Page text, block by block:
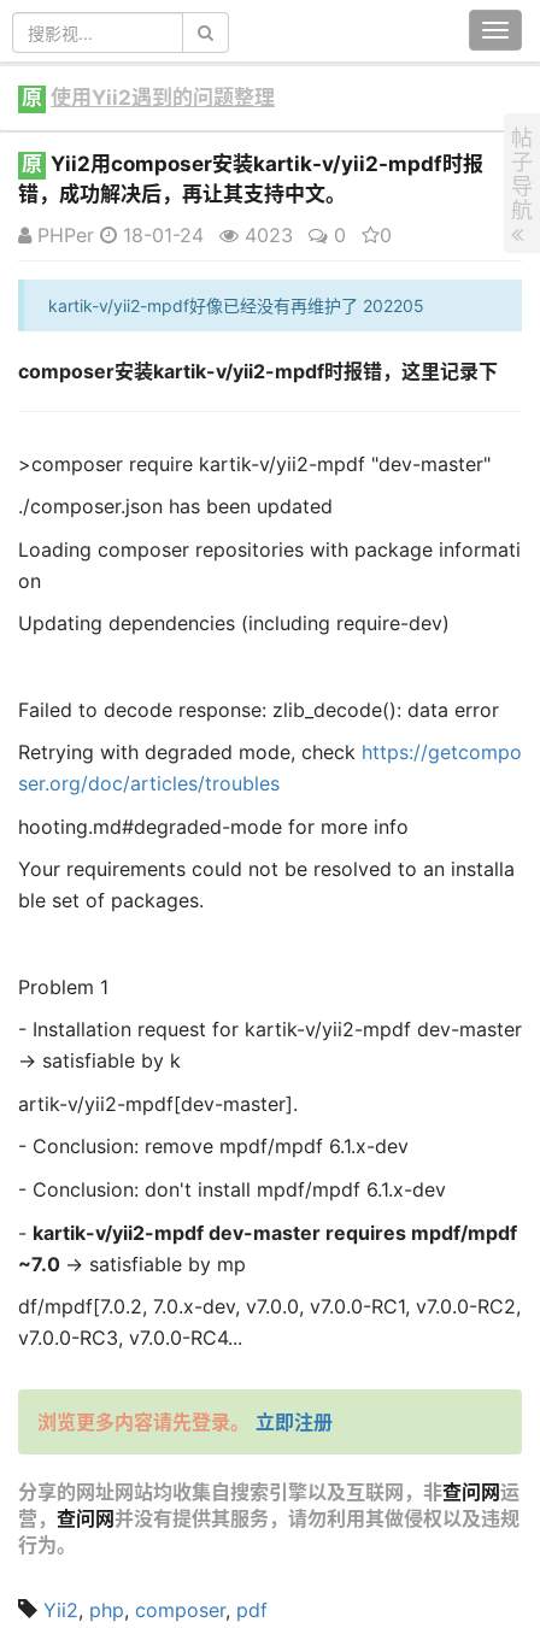
原 使用Yii2遇到的问题整理
原 Yii2​用composer安装kartik-v/yii2-mpdf时报
错，成功解决后，再让其支持中文。
PHPer
18-01-24 4023 0 0
kartik-v/yii2-mpdf好像已经没有再维护了 202205
composer安装kartik-v/yii2-mpdf时报错，这里记录下
>composer require kartik-v/yii2-mpdf "dev-master"
./composer.json has been updated
Loading composer repositories with package informati
on
Updating dependencies (including require-dev)
Failed to decode response: zlib_decode(): data error
Retrying with degraded mode, check https://getcompo
ser.org/doc/articles/troubles
hooting.md#degraded-mode for more info
Your requirements could not be resolved to an installa
ble set of packages.
Problem 1
- Installation request for kartik-v/yii2-mpdf dev-master
-> satisfiable by k
artik-v/yii2-mpdf[dev-master].
- Conclusion: remove mpdf/mpdf 6.1.x-dev
- Conclusion: don't install mpdf/mpdf 6.1.x-dev
- kartik-v/yii2-mpdf dev-master requires mpdf/mpdf
~7.0 -> satisfiable by mp
df/mpdf[7.0.2, 7.0.x-dev, v7.0.0, v7.0.0-RC1, v7.0.0-RC2,
v7.0.0-RC3, v7.0.0-RC4...
浏览更多内容请先登录。 立即注册
分享的网址网站均收集自搜索引擎以及互联网，非查问网运
营， 查问网并没有提供其服务，请勿利用其做侵权以及违规
行为。
Yii2, php, composer, pdf
帖
子
导
航